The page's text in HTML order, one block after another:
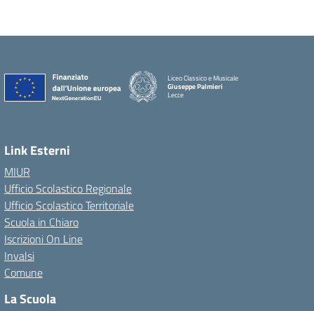
Liceo Classico e Musicale
Giuseppe Palmieri
Lecce
Link Esterni
MIUR
Ufficio Scolastico Regionale
Ufficio Scolastico Territoriale
Scuola in Chiaro
Iscrizioni On Line
Invalsi
Comune
La Scuola